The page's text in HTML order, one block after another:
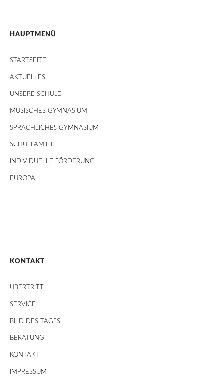
HAUPTMENÜ
STARTSEITE
AKTUELLES
UNSERE SCHULE
MUSISCHES GYMNASIUM
SPRACHLICHES GYMNASIUM
SCHULFAMILIE
INDIVIDUELLE FÖRDERUNG
EUROPA
KONTAKT
ÜBERTRITT
SERVICE
BILD DES TAGES
BERATUNG
KONTAKT
IMPRESSUM